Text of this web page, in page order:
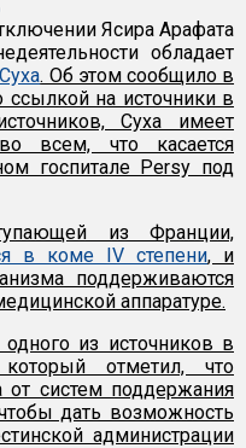
Ясира Арафата
обладает
Суха. Об этом сообщило в
ссылкой на источники в
Суха имеет
всем, что касается
госпитале Persy под
из Франции,
в коме IV степени, и
поддерживаются
аппаратуре.
одного из источников в
который отметил, что
систем поддержания
дать возможность
администрации